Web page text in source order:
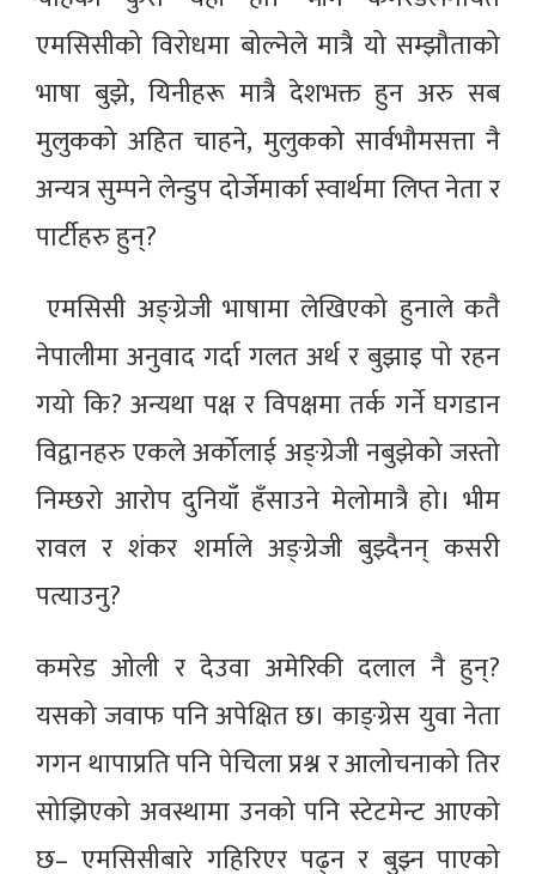
एमसिसीको विरोधमा बोल्नेले मात्रै यो सम्झौताको
भाषा बुझे, यिनीहरू मात्रै देशभक्त हुन अरु सब
मुलुकको अहित चाहने, मुलुकको सार्वभौमसत्ता नै
अन्यत्र सुम्पने लेन्डुप दोर्जेमार्का स्वार्थमा लिप्त नेता र
पार्टीहरु हुन्?
एमसिसी अङ्ग्रेजी भाषामा लेखिएको हुनाले कतै
नेपालीमा अनुवाद गर्दा गलत अर्थ र बुझाइ पो रहन
गयो कि? अन्यथा पक्ष र विपक्षमा तर्क गर्ने घगडान
विद्वानहरु एकले अर्कोलाई अङ्ग्रेजी नबुझेको जस्तो
निम्छरो आरोप दुनियाँ हँसाउने मेलोमात्रै हो। भीम
रावल र शंकर शर्माले अङ्ग्रेजी बुझ्दैनन् कसरी
पत्याउनु?
कमरेड ओली र देउवा अमेरिकी दलाल नै हुन्?
यसको जवाफ पनि अपेक्षित छ। काङ्ग्रेस युवा नेता
गगन थापाप्रति पनि पेचिला प्रश्न र आलोचनाको तिर
सोझिएको अवस्थामा उनको पनि स्टेटमेन्ट आएको
छ– एमसिसीबारे गहिरिएर पढ्न र बुझ्न पाएको